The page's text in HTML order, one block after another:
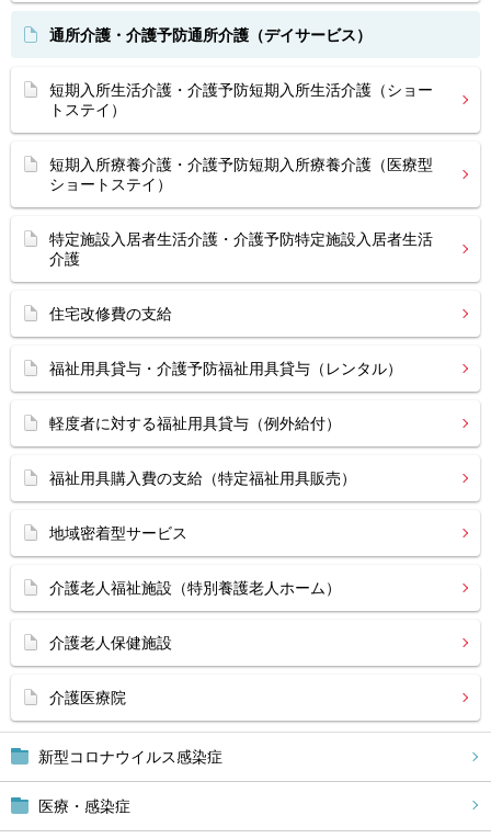
新型コロナウイルス感染症
医療・感染症
通所介護・介護予防通所介護（デイサービス）
短期入所生活介護・介護予防短期入所生活介護（ショー
トステイ）
短期入所療養介護・介護予防短期入所療養介護（医療型
ショートステイ）
特定施設入居者生活介護・介護予防特定施設入居者生活
介護
住宅改修費の支給
福祉用具貸与・介護予防福祉用具貸与（レンタル）
軽度者に対する福祉用具貸与（例外給付）
福祉用具購入費の支給（特定福祉用具販売）
地域密着型サービス
介護老人福祉施設（特別養護老人ホーム）
介護老人保健施設
介護医療院